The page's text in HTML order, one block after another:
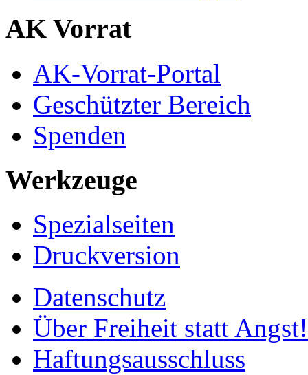
AK Vorrat
AK-Vorrat-Portal
Geschützter Bereich
Spenden
Werkzeuge
Spezialseiten
Druckversion
Datenschutz
Über Freiheit statt Angst!
Haftungsausschluss